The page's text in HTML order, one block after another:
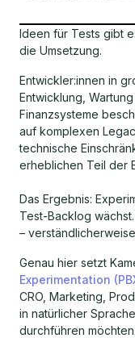
Ideen für Tests gibt
die Umsetzung.
Entwickler:innen in
Entwicklung,
Finanzsysteme
auf komplexen
technische
erheblichen Teil der
Das Ergebnis:
Test-Backlog
–
Genau hier setzt
Experimentation
CRO, Marketing,
in natürlicher
durchführen